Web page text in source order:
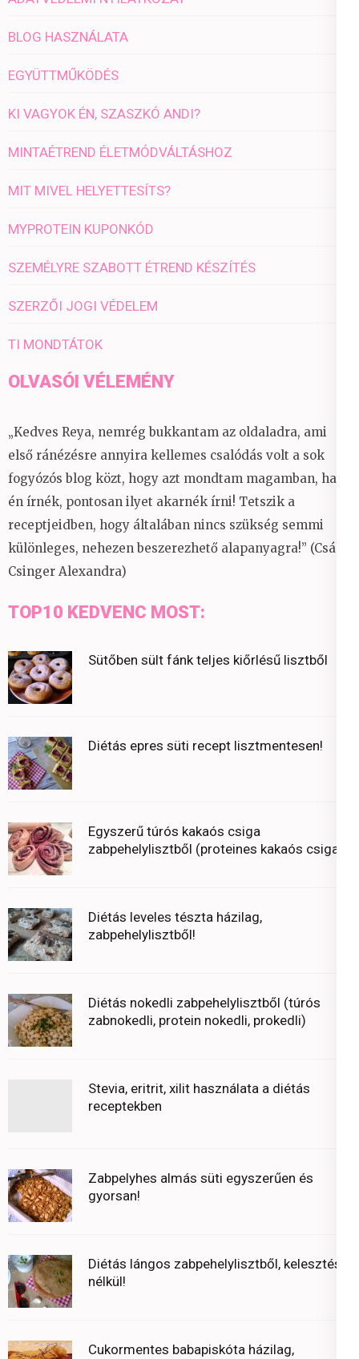
BLOG HASZNÁLATA
EGYÜTTMŰKÖDÉS
KI VAGYOK ÉN, SZASZKÓ ANDI?
MINTAÉTREND ÉLETMÓDVÁLTÁSHOZ
MIT MIVEL HELYETTESÍTS?
MYPROTEIN KUPONKÓD
SZEMÉLYRE SZABOTT ÉTREND KÉSZÍTÉS
SZERZŐI JOGI VÉDELEM
TI MONDTÁTOK
OLVASÓI VÉLEMÉNY
„Kedves Reya, nemrég bukkantam az oldaladra, ami
első ránézésre annyira kellemes csalódás volt a sok
fogyózós blog közt, hogy azt mondtam magamban, ha
én írnék, pontosan ilyet akarnék írni! Tetszik a
receptjeidben, hogy általában nincs szükség semmi
különleges, nehezen beszerezhető alapanyagra!” (Csáky
Csinger Alexandra)
TOP10 KEDVENC MOST:
Sütőben sült fánk teljes kiőrlésű lisztből
Diétás epres süti recept lisztmentesen!
Egyszerű túrós kakaós csiga
zabpehelylisztből (proteines kakaós csiga)
Diétás leveles tészta házilag,
zabpehelylisztből!
Diétás nokedli zabpehelylisztből (túrós
zabnokedli, protein nokedli, prokedli)
Stevia, eritrit, xilit használata a diétás
receptekben
Zabpelyhes almás süti egyszerűen és
gyorsan!
Diétás lángos zabpehelylisztből, kelesztés
nélkül!
Cukormentes babapiskóta házilag,